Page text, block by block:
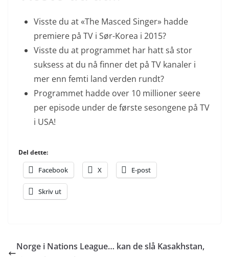
Visste du at «The Masced Singer» hadde
premiere på TV i Sør-Korea i 2015?
Visste du at programmet har hatt så stor
suksess at du nå finner det på TV kanaler i
mer enn femti land verden rundt?
Programmet hadde over 10 millioner seere
per episode under de første sesongene på TV
i USA!
Del dette:
Facebook X E-post
Skriv ut
Norge i Nations League… kan de slå Kasakhstan,